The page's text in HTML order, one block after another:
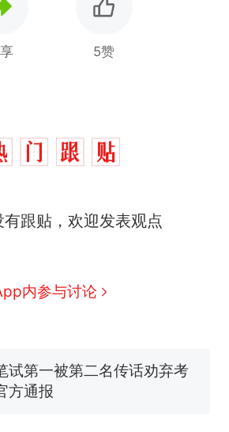
5赞
有跟贴，欢迎发表观点
内参与讨论
老师一句“跟我回家”改写了
生 搬家报价570元，搬到楼下
，仅凭视频评出？中国烹饪
山一中学招聘物理教师，笔
那个在床头放菜刀的女孩，
老师一句“跟我回家”改写了